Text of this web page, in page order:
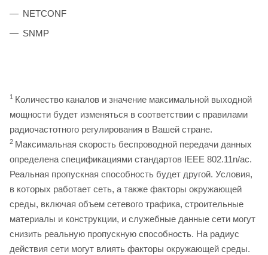
NETCONF
SNMP
1 Количество каналов и значение максимальной выходной
мощности будет изменяться в соответствии с правилами
радиочастотного регулирования в Вашей стране.
2 Максимальная скорость беспроводной передачи данных
определена спецификациями стандартов IEEE 802.11n/ac.
Реальная пропускная способность будет другой. Условия,
в которых работает сеть, а также факторы окружающей
среды, включая объем сетевого трафика, строительные
материалы и конструкции, и служебные данные сети могут
снизить реальную пропускную способность. На радиус
действия сети могут влиять факторы окружающей среды.